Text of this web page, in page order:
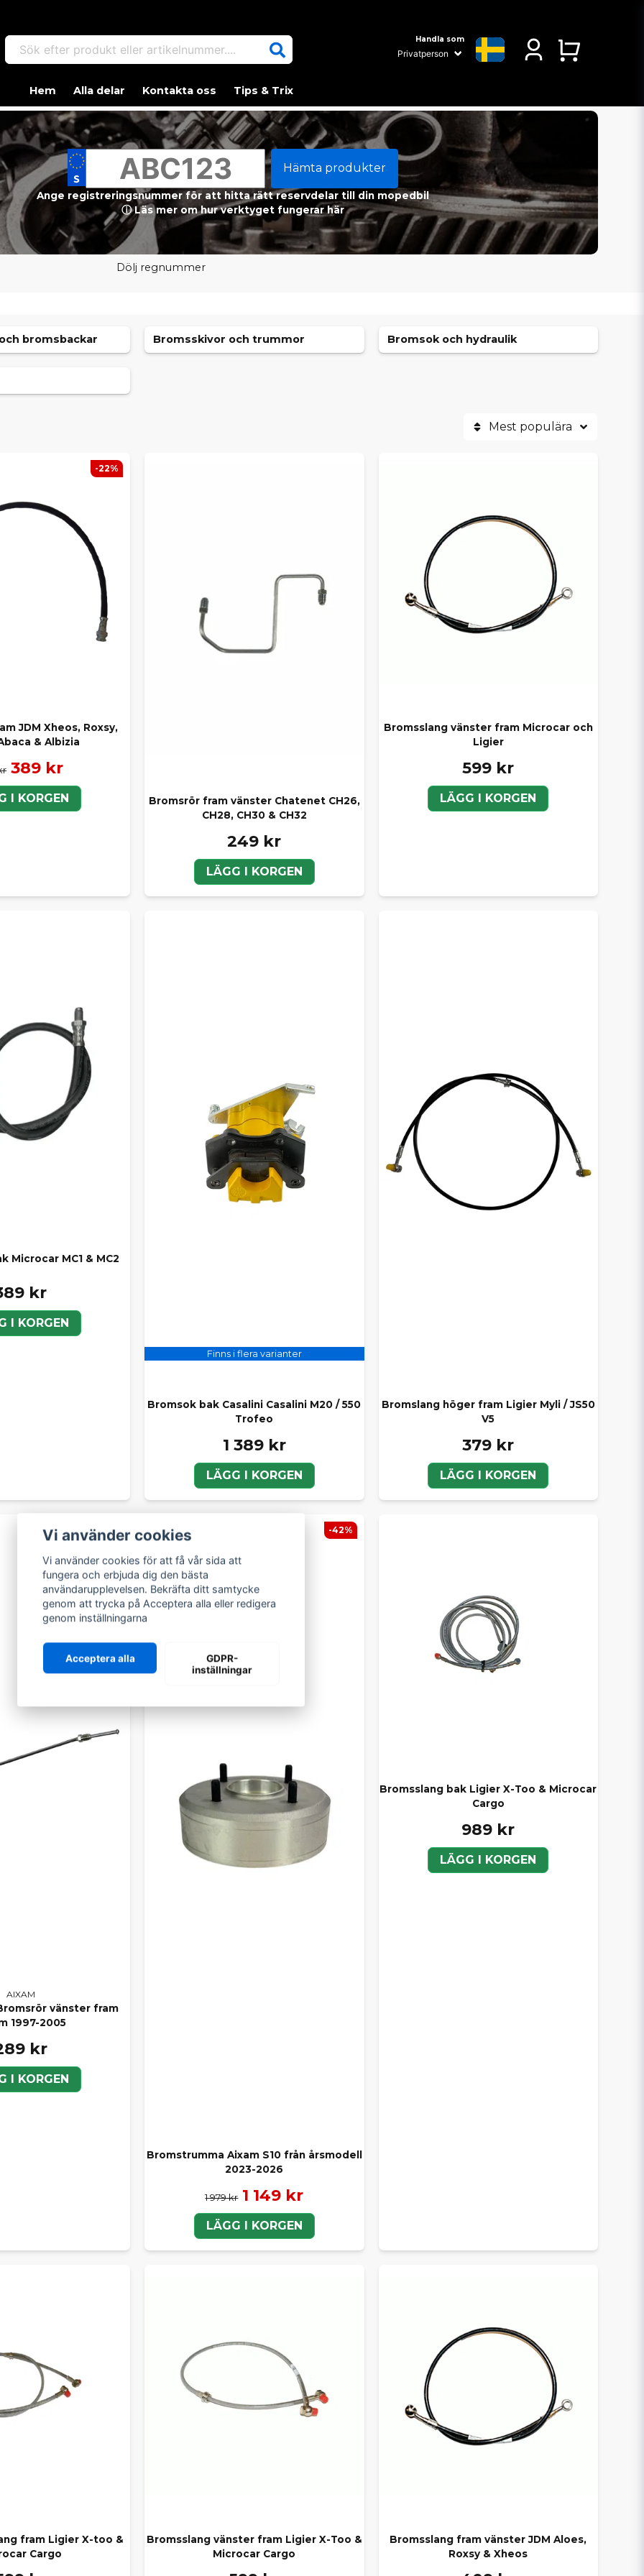
Sök efter produkt eller artikelnummer.... Handla som
Hem Alla delar Kontakta oss Tips & Trix
Hämta produkter
Ange registreringsnummer för att hitta rätt reservdelar till din mopedbil
ⓘ Läs mer om hur verktyget fungerar här
Dölj regnummer
bromsbackar Bromsskivor och trummor Bromsok och hydraulik
Mest populära
JDM Xheos, Roxsy,
& Albizia
389 kr
I KORGEN
-22%
Bromsrör fram vänster Chatenet CH26,
CH28, CH30 & CH32
249 kr
LÄGG I KORGEN
Bromsslang vänster fram Microcar och
Ligier
599 kr
LÄGG I KORGEN
Microcar MC1 & MC2
kr
I KORGEN
Finns i flera varianter
Bromsok bak Casalini Casalini M20 / 550
Trofeo
1 389 kr
LÄGG I KORGEN
Bromslang höger fram Ligier Myli / JS50
V5
379 kr
LÄGG I KORGEN
AIXAM
vänster fram
1997-2005
kr
I KORGEN
Bromstrumma Aixam S10 från årsmodell
2023-2026
1 979 kr 1 149 kr
LÄGG I KORGEN
-42%
Bromsslang bak Ligier X-Too & Microcar
Cargo
989 kr
LÄGG I KORGEN
fram Ligier X-too &
Cargo
Bromsslang vänster fram Ligier X-Too &
Microcar Cargo
Bromsslang fram vänster JDM Aloes,
Roxsy & Xheos
Vi använder cookies
Vi använder cookies för att få vår sida att
fungera och erbjuda dig den bästa
användarupplevelsen. Bekräfta ditt samtycke
genom att trycka på Acceptera alla eller redigera
genom inställningarna
Acceptera alla
GDPR-
inställningar